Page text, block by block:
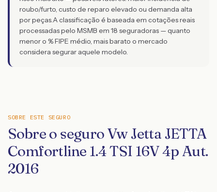
roubo/furto, custo de reparo elevado ou demanda alta
por peças.A classificação é baseada em cotações reais
processadas pelo MSMB em 18 seguradoras — quanto
menor o % FIPE médio, mais barato o mercado
considera segurar aquele modelo.
SOBRE ESTE SEGURO
Sobre o seguro Vw Jetta JETTA
Comfortline 1.4 TSI 16V 4p Aut.
2016